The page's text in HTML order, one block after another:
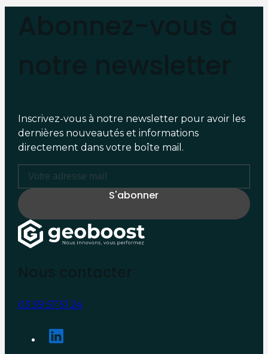
Inscrivez-vous à notre newsletter pour avoir les
dernières nouveautés et informations
directement dans votre boîte mail.
03 59 57 51 24